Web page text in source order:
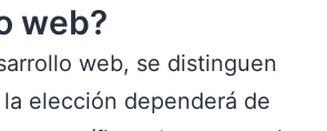
web?
web, se distinguen
elección dependerá de